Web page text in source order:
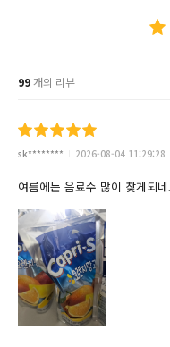
99개의 리뷰
sk******** 2026-08-04 11:29:28
여름에는 음료수 많이 찾게되